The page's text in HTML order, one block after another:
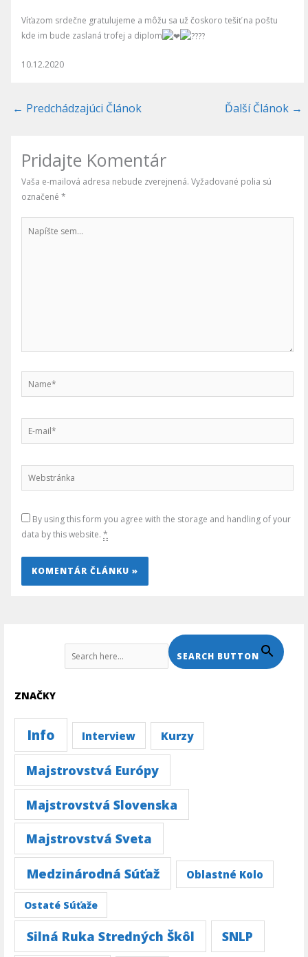
Víťazom srdečne gratulujeme a môžu sa už čoskoro tešiť na poštu
kde im bude zaslaná trofej a diplom
10.12.2020
← Predchádzajúci Článok Ďalší Článok →
Pridajte Komentár
Vaša e-mailová adresa nebude zverejnená. Vyžadované polia sú
označené*
sem...
Webstránka
By using this form you agree with the storage and handling of your
data by this website.*
SEARCH BUTTON
ZNAČKY
Info Interview Kurzy
Majstrovstvá Európy
Majstrovstvá Slovenska
Majstrovstvá Sveta
Medzinárodná Súťaž Oblastné Kolo
Ostaté Súťaže
Silná Ruka Stredných Škôl SNLP